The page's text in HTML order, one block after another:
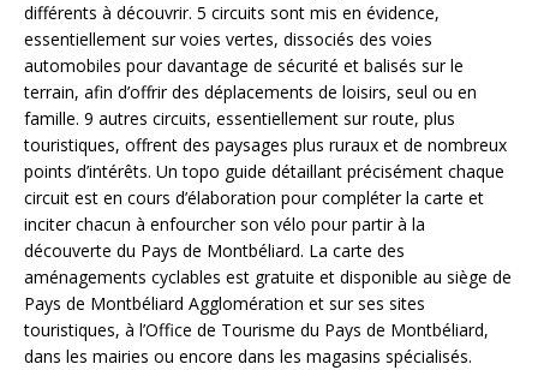
différents à découvrir. 5 circuits sont mis en évidence,
essentiellement sur voies vertes, dissociés des voies
automobiles pour davantage de sécurité et balisés sur le
terrain, afin d’offrir des déplacements de loisirs, seul ou en
famille. 9 autres circuits, essentiellement sur route, plus
touristiques, offrent des paysages plus ruraux et de nombreux
points d’intérêts. Un topo guide détaillant précisément chaque
circuit est en cours d’élaboration pour compléter la carte et
inciter chacun à enfourcher son vélo pour partir à la
découverte du Pays de Montbéliard. La carte des
aménagements cyclables est gratuite et disponible au siège de
Pays de Montbéliard Agglomération et sur ses sites
touristiques, à l’Office de Tourisme du Pays de Montbéliard,
dans les mairies ou encore dans les magasins spécialisés.